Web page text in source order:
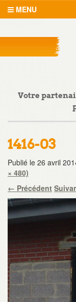
MENU
Votre
1416-03
Publié le 26 avril
× 480)
← Précédent